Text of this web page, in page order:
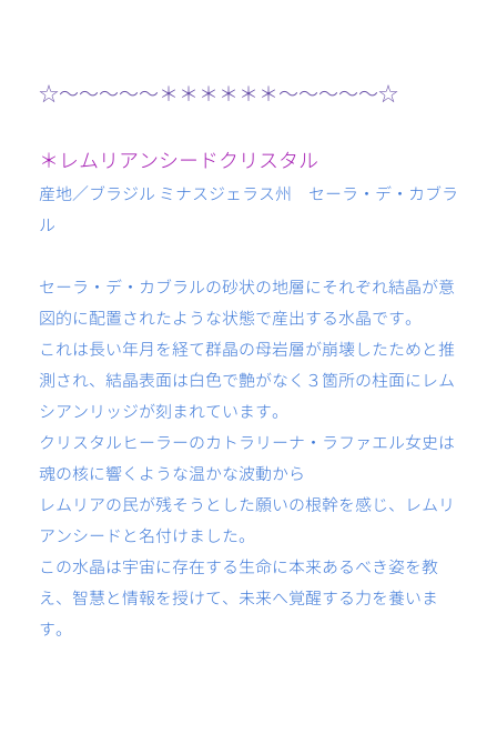
☆〜〜〜〜〜＊＊＊＊＊＊〜〜〜〜〜☆
＊レムリアンシードクリスタル
産地／ブラジル ミナスジェラス州 セーラ・デ・カブラ
ル
セーラ・デ・カブラルの砂状の地層にそれぞれ結晶が意
図的に配置されたような状態で産出する水晶です。
これは長い年月を経て群晶の母岩層が崩壊したためと推
測され、結晶表面は白色で艶がなく３箇所の柱面にレム
シアンリッジが刻まれています。
クリスタルヒーラーのカトラリーナ・ラファエル女史は
魂の核に響くような温かな波動から
レムリアの民が残そうとした願いの根幹を感じ、レムリ
アンシードと名付けました。
この水晶は宇宙に存在する生命に本来あるべき姿を教
え、智慧と情報を授けて、未来へ覚醒する力を養いま
す。